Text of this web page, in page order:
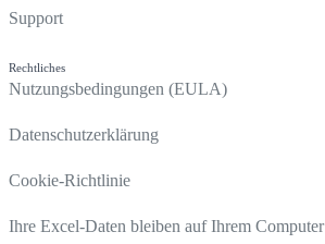
Support
Rechtliches
Nutzungsbedingungen (EULA)
Datenschutzerklärung
Cookie-Richtlinie
Ihre Excel-Daten bleiben auf Ihrem Computer